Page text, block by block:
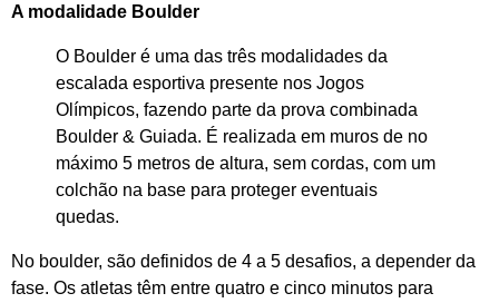
A modalidade Boulder
O Boulder é uma das três modalidades da
escalada esportiva presente nos Jogos
Olímpicos, fazendo parte da prova combinada
Boulder & Guiada. É realizada em muros de no
máximo 5 metros de altura, sem cordas, com um
colchão na base para proteger eventuais
quedas.
No boulder, são definidos de 4 a 5 desafios, a depender da
fase. Os atletas têm entre quatro e cinco minutos para